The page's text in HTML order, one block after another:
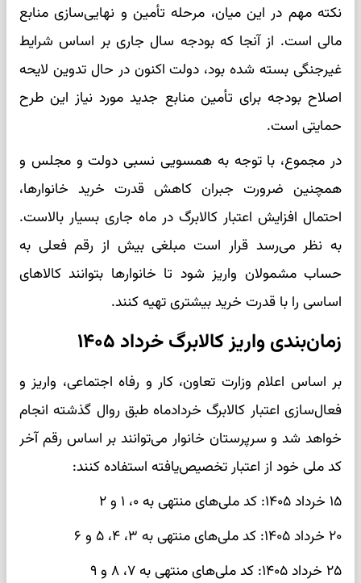
نکته مهم در این میان، مرحله تأمین و نهایی‌سازی منابع
مالی است. از آنجا که بودجه سال جاری بر اساس شرایط
غیرجنگی بسته شده بود، دولت اکنون در حال تدوین لایحه
اصلاح بودجه برای تأمین منابع جدید مورد نیاز این طرح
حمایتی است.
در مجموع، با توجه به همسویی نسبی دولت و مجلس و
همچنین ضرورت جبران کاهش قدرت خرید خانوارها،
احتمال افزایش اعتبار کالابرگ در ماه جاری بسیار بالاست.
به نظر می‌رسد قرار است مبلغی بیش از رقم فعلی به
حساب مشمولان واریز شود تا خانوارها بتوانند کالاهای
اساسی را با قدرت خرید بیشتری تهیه کنند.
زمان‌بندی واریز کالابرگ خرداد ۱۴۰۵
بر اساس اعلام وزارت تعاون، کار و رفاه اجتماعی، واریز و
فعال‌سازی اعتبار کالابرگ خردادماه طبق روال گذشته انجام
خواهد شد و سرپرستان خانوار می‌توانند بر اساس رقم آخر
کد ملی خود از اعتبار تخصیص‌یافته استفاده کنند:
۱۵ خرداد ۱۴۰۵: کد ملی‌های منتهی به ۰، ۱ و ۲
۲۰ خرداد ۱۴۰۵: کد ملی‌های منتهی به ۳، ۴، ۵ و ۶
۲۵ خرداد ۱۴۰۵: کد ملی‌های منتهی به ۷، ۸ و ۹